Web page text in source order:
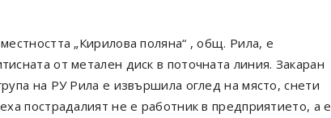
„Кирилова поляна“ , общ. Рила, е
от метален диск в поточната линия. Закаран
на РУ Рила е извършила оглед на място, снети
пострадалият не е работник в предприятието, а е